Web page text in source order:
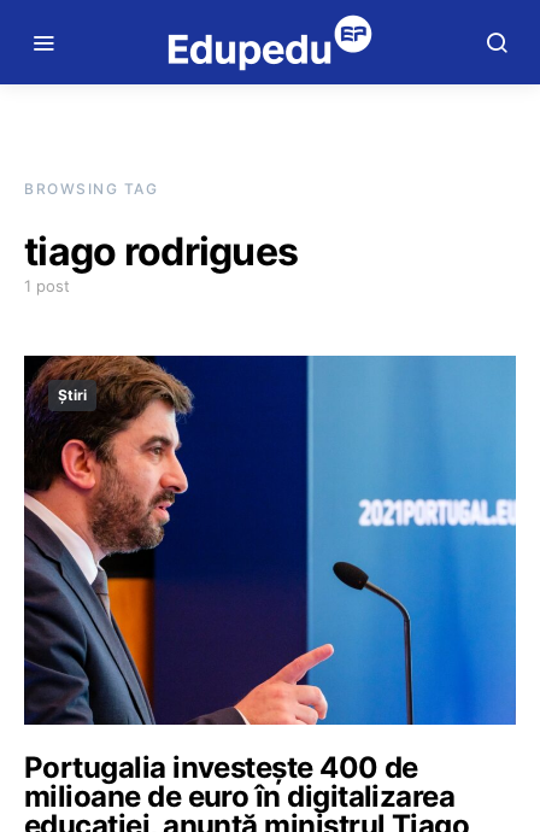
BROWSING TAG
tiago rodrigues
1 post
Știri
Portugalia investește 400 de
milioane de euro în digitalizarea